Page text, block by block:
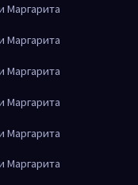
Маргарита
Маргарита
Маргарита
Маргарита
Маргарита
Маргарита